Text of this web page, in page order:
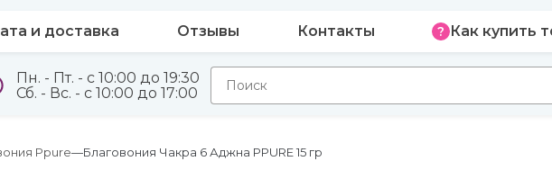
и доставка Отзывы Контакты Как купить
Пн. - Пт. - с 10:00 до 19:30
Сб. - Вс. - с 10:00 до 17:00
Ppure Благовония Чакра 6 Аджна PPURE 15 гр